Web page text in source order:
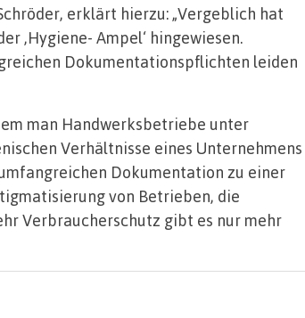
erklärt hierzu: „Vergeblich hat
‚Hygiene- Ampel‘ hingewiesen.
Dokumentationspflichten leiden
man Handwerksbetriebe unter
Verhältnisse eines Unternehmens
Dokumentation zu einer
von Betrieben, die
Verbraucherschutz gibt es nur mehr